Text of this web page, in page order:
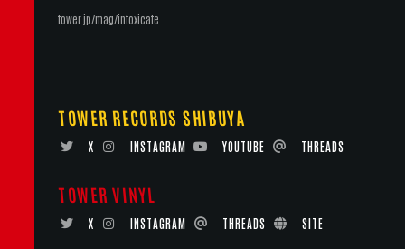
tower.jp/mag/intoxicate
TOWER RECORDS SHIBUYA
X INSTAGRAM YOUTUBE THREADS
TOWER VINYL
X INSTAGRAM THREADS SITE